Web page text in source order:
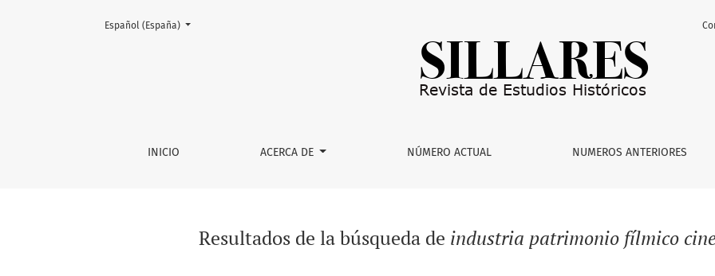
Buscar
INICIO ACERCA DE NÚMERO ACTUAL NUMEROS ANTERIORES
Cambiar el idioma. El actual es:
Español (España)
Resultados de la búsqueda de industria patrimonio fílmico